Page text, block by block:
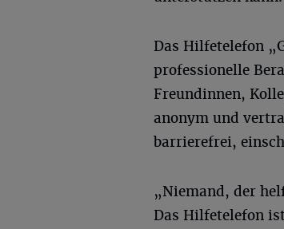
Das Hilfetelefon
professionelle
Freundinnen,
anonym und
barrierefrei,
„Niemand, der
Das Hilfetelefon